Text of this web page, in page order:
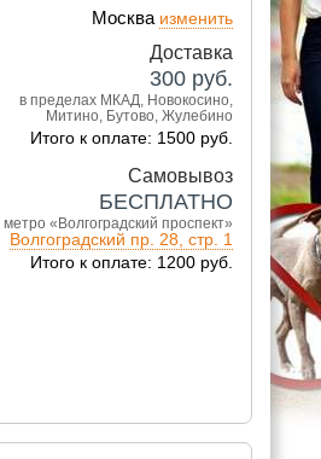
Москва изменить
Доставка
300 руб.
в пределах МКАД, Новокосино,
Митино, Бутово, Жулебино
Итого к оплате: 1500 руб.
Самовывоз
БЕСПЛАТНО
метро «Волгоградский проспект»
Волгоградский пр. 28, стр. 1
Итого к оплате: 1200 руб.